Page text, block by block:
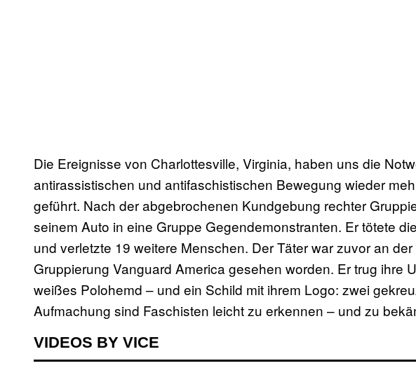
Die Ereignisse von Charlottesville, Virginia, haben uns die
antirassistischen und antifaschistischen Bewegung wieder
geführt. Nach der abgebrochenen Kundgebung rechter
seinem Auto in eine Gruppe Gegendemonstranten. Er tötete
und verletzte 19 weitere Menschen. Der Täter war zuvor an
Gruppierung Vanguard America gesehen worden. Er trug ihre
weißes Polohemd – und ein Schild mit ihrem Logo: zwei
Aufmachung sind Faschisten leicht zu erkennen – und zu
VIDEOS BY VICE